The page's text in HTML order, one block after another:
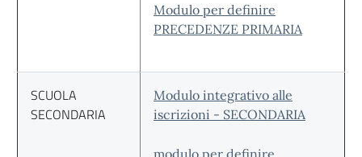
Modulo per definire
PRECEDENZE PRIMARIA
SCUOLA
SECONDARIA
Modulo integrativo alle
iscrizioni - SECONDARIA
modulo per definire